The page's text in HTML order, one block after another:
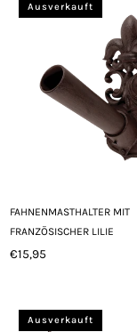
Ausverkauft
FAHNENMASTHALTER MIT
FRANZÖSISCHER LILIE
Normaler
€15,95
Ausverkauft